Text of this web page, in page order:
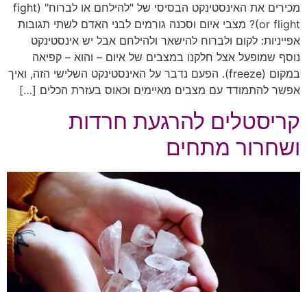
מכירים את האינסטינקט הבסיסי של "להילחם או לברוח" (fight
or flight)? מצבי איום וסכנה גורמים לבני האדם לשתי תגובות
אפייניות: לקום ולברוח להישאר ולהילחם אבל יש אינסטינקט
נוסף שמופעל אצל חלקנו במצבים של איום – והוא – קפיאה
במקום (freeze). הפעם נדבר על האינסטינקט השלישי הזה, ואיך
אפשר להתמודד עם מצבים מאיימים וכאוס בעזרת הכלים […]
קריסטלים להרגעת חרדות
ושחרור מתחים